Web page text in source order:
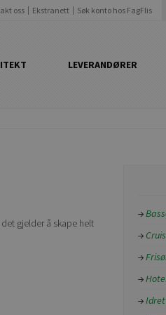
oss Ekstranett Søk konto hos FagFlis
LEVERANDØRER
gjelder å skape helt